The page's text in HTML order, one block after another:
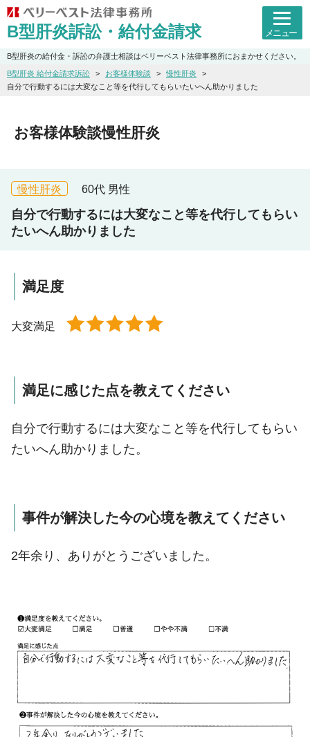
B型肝炎の給付金・訴訟の弁護士相談はベリーベスト法律事務所におまかせください。
B型肝炎訴訟・給付金請求 メニュー
B型肝炎 給付金請求訴訟 お客様体験談
慢性肝炎
自分で行動するには大変なこと等を代行してもらいたいへん助かりました
お客様体験談慢性肝炎
慢性肝炎 60代 男性
自分で行動するには大変なこと等を代行してもらい
たいへん助かりました
満足度
大変満足
満足に感じた点を教えてください
自分で行動するには大変なこと等を代行してもらい
たいへん助かりました。
事件が解決した今の心境を教えてください
2年余り、ありがとうございました。